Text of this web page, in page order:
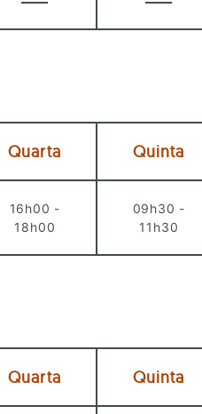
Quarta Quinta
16h00 -
18h00
09h30 -
11h30
Quarta Quinta